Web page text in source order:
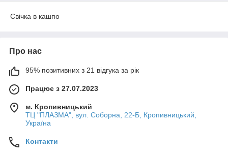
Свічка в кашпо
Про нас
95% позитивних з 21 відгука за рік
Працює з 27.07.2023
м. Кропивницький
ТЦ "ПЛАЗМА", вул. Соборна, 22-Б, Кропивницький,
Україна
Контакти